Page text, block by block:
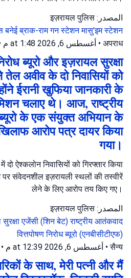
المصدر: इज़रायल पुलिस
बनेई ब्राक-राम गन स्टेशनमासु'इम स्टेशन
अपराध
• أغسطس 6, 2026 at 1:48 م
ब्यूरो और इज़रायल सुरक्षा
अवीव के दो निवासियों को
ईरानी खुफिया जानकारी के
चलाए थे। आज, राष्ट्रीय
के एक संयुक्त अभियान के
आरोप पत्र दायर किया
गया।
ऐश्कलोन निवासियों को गिरफ्तार किया
संवेदनशील इज़रायली स्थलों की तस्वीरें
लेने के लिए आरोप तय किए गए।
المصدر: इज़रायल पुलिस
सुरक्षा एजेंसी (शिन बेट)राष्ट्रीय आतंकवाद
वित्तपोषण निरोध ब्यूरो (एनबीसीटीएफ)
सैन्य
• أغسطس 6, 2026 at 12:39 م •
के साथ, मेरी पत्नी और मैं